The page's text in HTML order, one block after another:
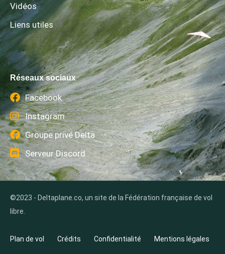
Vidéos
Liens utiles
Réseaux sociaux
Facebook
Instagram
Groupe privé Delta
Serveur Discord
©2023 - Deltaplane.co, un site de la Fédération française de vol
libre.
Plan de vol Crédits Confidentialité Mentions légales